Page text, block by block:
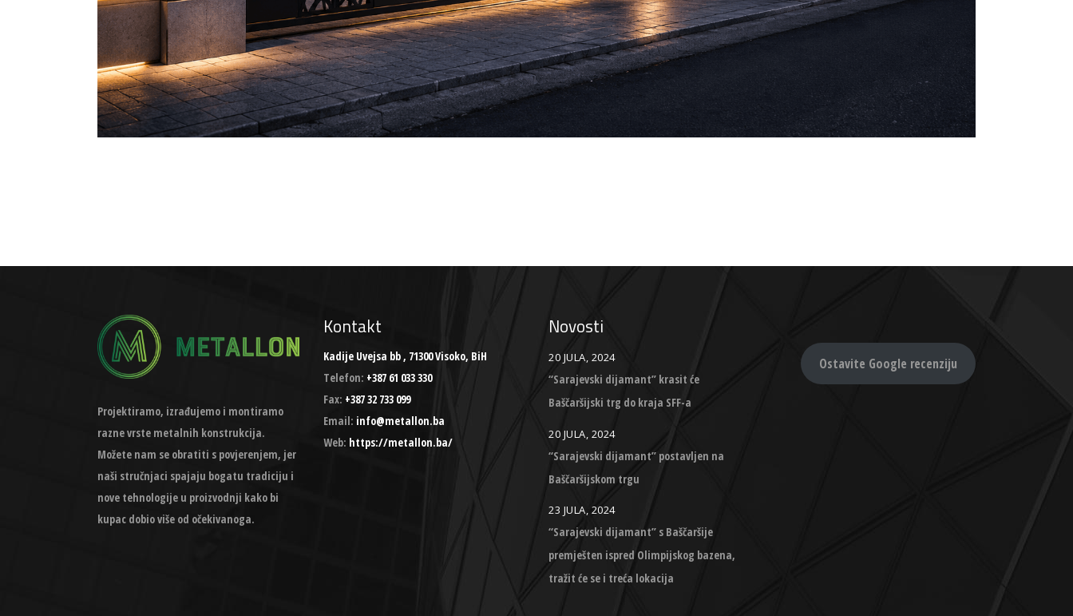
Projektiramo, izrađujemo i montiramo
razne vrste metalnih konstrukcija.
Možete nam se obratiti s povjerenjem, jer
naši stručnjaci spajaju bogatu tradiciju i
nove tehnologije u proizvodnji kako bi
kupac dobio više od očekivanoga.
Kontakt
Kadije Uvejsa bb , 71300 Visoko, BiH
Telefon: +387 61 033 330
Fax: +387 32 733 099
Email: info@metallon.ba
Web: https://metallon.ba/
Novosti
20 JULA, 2024
“Sarajevski dijamant” krasit će
Baščaršijski trg do kraja SFF-a
20 JULA, 2024
“Sarajevski dijamant” postavljen na
Baščaršijskom trgu
23 JULA, 2024
“Sarajevski dijamant” s Baščaršije
premješten ispred Olimpijskog bazena,
tražit će se i treća lokacija
Ostavite Google recenziju